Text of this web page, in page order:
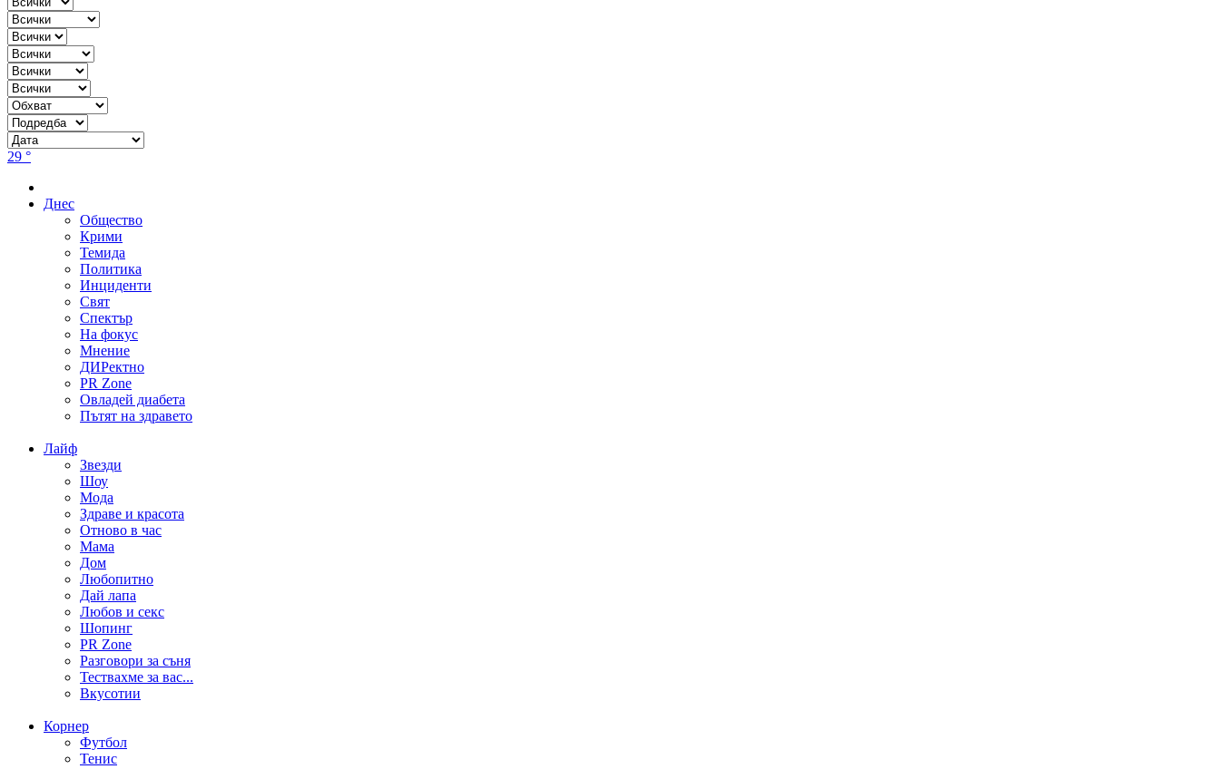
29 °
Днес
Общество
Крими
Темида
Политика
Инциденти
Свят
Спектър
На фокус
Мнение
ДИРектно
PR Zone
Овладей диабета
Пътят на здравето
Лайф
Звезди
Шоу
Мода
Здраве и красота
Отново в час
Мама
Дом
Любопитно
Дай лапа
Любов и секс
Шопинг
PR Zone
Разговори за съня
Тествахме за вас...
Вкусотии
Корнер
Футбол
Тенис